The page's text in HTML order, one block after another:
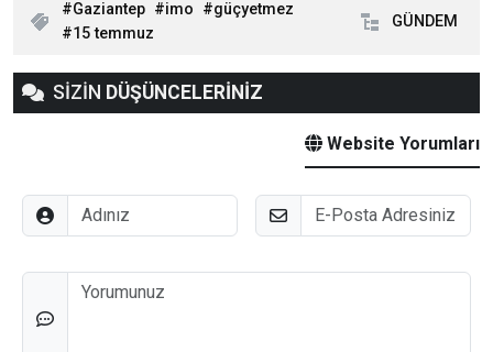
Gaziantep imo
güçyetmez
15 temmuz
GÜNDEM
SİZİN DÜŞÜNCELERİNİZ
Website Yorumları
Adınız E-Posta
Düşünceleriniz